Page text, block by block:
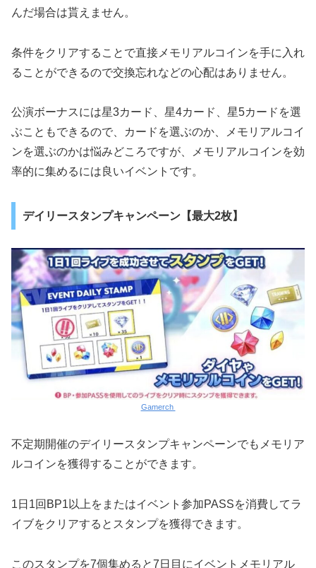
んだ場合は貰えません。
条件をクリアすることで直接メモリアルコインを手に入れ
ることができるので交換忘れなどの心配はありません。
公演ボーナスには星3カード、星4カード、星5カードを選
ぶこともできるので、カードを選ぶのか、メモリアルコイ
ンを選ぶのかは悩みどころですが、メモリアルコインを効
率的に集めるには良いイベントです。
デイリースタンプキャンペーン【最大2枚】
Gamerch
不定期開催のデイリースタンプキャンペーンでもメモリア
ルコインを獲得することができます。
1日1回BP1以上をまたはイベント参加PASSを消費してラ
イブをクリアするとスタンプを獲得できます。
このスタンプを7個集めると7日目にイベントメモリアル